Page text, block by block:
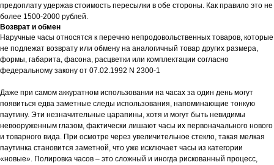
предоплату удержав стоимость пересылки в обе стороны. Как правило это не
более 1500-2000 рублей.
Возврат и обмен
Наручные часы относятся к перечню непродовольственных товаров, которые
не подлежат возврату или обмену на аналогичный товар других размера,
формы, габарита, фасона, расцветки или комплектации согласно
федеральному закону от 07.02.1992 N 2300-1
Даже при самом аккуратном использовании на часах за один день могут
появиться едва заметные следы использования, напоминающие тонкую
паутину. Эти незначительные царапины, хотя и могут быть невидимы
невооруженным глазом, фактически лишают часы их первоначального нового
и товарного вида. При осмотре через увеличительное стекло, такая мелкая
паутинка становится заметной, что уже исключает часы из категории
«новые». Полировка часов – это сложный и иногда рискованный процесс,